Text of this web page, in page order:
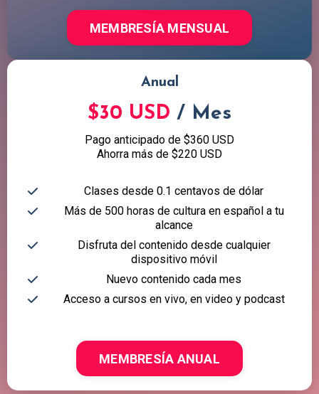
MEMBRESÍA MENSUAL
Anual
$30 USD / Mes
Pago anticipado de $360 USD
Ahorra más de $220 USD
Clases desde 0.1 centavos de dólar
Más de 500 horas de cultura en español a tu
alcance
Disfruta del contenido desde cualquier
dispositivo móvil
Nuevo contenido cada mes
Acceso a cursos en vivo, en video y podcast
MEMBRESÍA ANUAL